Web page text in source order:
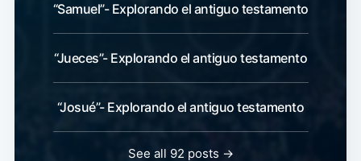
“Samuel”- Explorando el antiguo testamento
“Jueces”- Explorando el antiguo testamento
“Josué”- Explorando el antiguo testamento
See all 92 posts →